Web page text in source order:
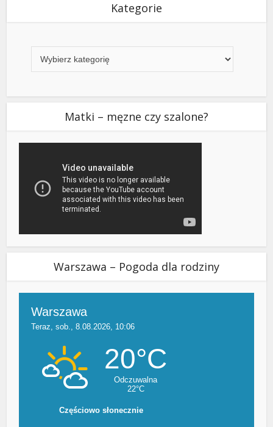
Kategorie
Matki – męzne czy szalone?
Warszawa – Pogoda dla rodziny